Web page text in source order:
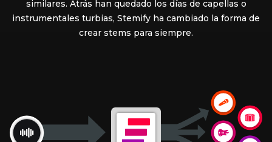
similares. Atrás han quedado los días de capellas o
instrumentales turbias, Stemify ha cambiado la forma de
crear stems para siempre.